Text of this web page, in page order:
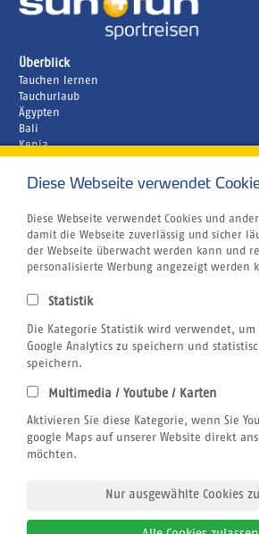
Überblick
Tauchen lernen
Tauchurlaub
Ägypten
Bali
Kenia
Unternehmen
Airline Blacklist
Centrum für Reisemedizin
Bildnachweis
Gutschein
Klimabewusst Reisen
Reiseversicherung
Windsurfen
Wingfoilen
Wingfoilen
Rechtliches
AGB
Datenschutz
Diese Webseite verwendet
Diese Webseite verwendet Cookies und
damit die Webseite zuverlässig und sicher
der Webseite überwacht werden kann und
personalisierte Werbung angezeigt werden
Statistik
Die Kategorie Statistik wird verwendet, um
Google Analytics zu speichern und
speichern.
Multimedia / Youtube / Karten
Aktivieren Sie diese Kategorie, wenn Sie
google Maps auf unserer Website direkt
möchten.
Nur ausgewählte Cookies